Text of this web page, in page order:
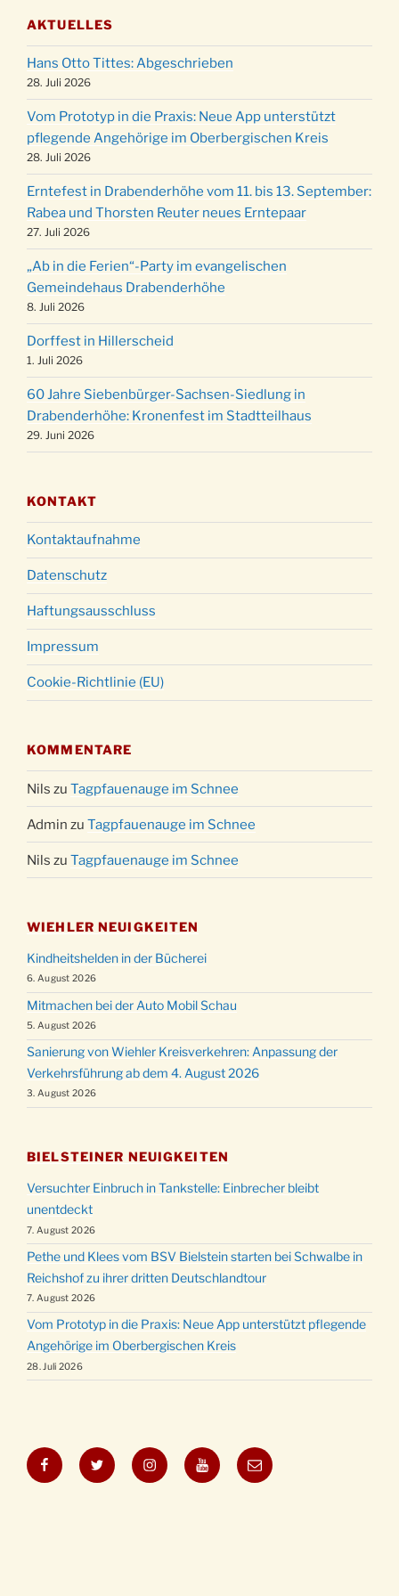
11.12.
Puer-Natus weihnachtliches Brauchtum am
Robert-Gassner-Hof um 17:00 Uhr
19.12.
Kinderbibeltag im Ev. Gemeindehaus von 10-
12 Uhr
20.12.
Weihnachts-Konzert des Honterus Chors in
der Kirche um 17:00 Uhr
24.12.
Familiengottesdienst mit Krippenspiel im Ev.
Gemeindehaus um 15:00 Uhr
24.12. Familiengottesdienst in der FeG um 16 Uhr
24.12.
Weihnachtsgottesdienst in der Kirche um
15:00 Uhr
24.12.
Weihnachtsgottesdienst in der Kirche um
18:00 Uhr
24.12.
Christmette mit der ev. Jugend in der Kirche
um 23:00 Uhr
31.12.
Gottesdienst zu Silvester in der Kirche um
18:00 Uhr
AKTUELLES
Hans Otto Tittes: Abgeschrieben
28. Juli 2026
Vom Prototyp in die Praxis: Neue App unterstützt
pflegende Angehörige im Oberbergischen Kreis
28. Juli 2026
Erntefest in Drabenderhöhe vom 11. bis 13. September:
Rabea und Thorsten Reuter neues Erntepaar
27. Juli 2026
„Ab in die Ferien“-Party im evangelischen
Gemeindehaus Drabenderhöhe
8. Juli 2026
Dorffest in Hillerscheid
1. Juli 2026
60 Jahre Siebenbürger-Sachsen-Siedlung in
Drabenderhöhe: Kronenfest im Stadtteilhaus
29. Juni 2026
KONTAKT
Kontaktaufnahme
Datenschutz
Haftungsausschluss
Impressum
Cookie-Richtlinie (EU)
KOMMENTARE
Nils zu Tagpfauenauge im Schnee
Admin zu Tagpfauenauge im Schnee
Nils zu Tagpfauenauge im Schnee
WIEHLER NEUIGKEITEN
Kindheitshelden in der Bücherei
6. August 2026
Mitmachen bei der Auto Mobil Schau
5. August 2026
Sanierung von Wiehler Kreisverkehren: Anpassung der
Verkehrsführung ab dem 4. August 2026
3. August 2026
BIELSTEINER NEUIGKEITEN
Versuchter Einbruch in Tankstelle: Einbrecher bleibt
unentdeckt
7. August 2026
Pethe und Klees vom BSV Bielstein starten bei Schwalbe in
Reichshof zu ihrer dritten Deutschlandtour
7. August 2026
Vom Prototyp in die Praxis: Neue App unterstützt pflegende
Angehörige im Oberbergischen Kreis
28. Juli 2026
FacebookTwitter InstagramYouTubeE-
Mail